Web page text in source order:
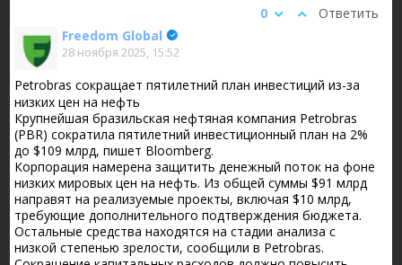
Ответить
0
Freedom Global
28 ноября 2025, 15:52
Petrobras сокращает пятилетний план инвестиций из-за
низких цен на нефть
Крупнейшая бразильская нефтяная компания Petrobras
(PBR) сократила пятилетний инвестиционный план на 2%
до $109 млрд, пишет Bloomberg.
Корпорация намерена защитить денежный поток на фоне
низких мировых цен на нефть. Из общей суммы $91 млрд
направят на реализуемые проекты, включая $10 млрд,
требующие дополнительного подтверждения бюджета.
Остальные средства находятся на стадии анализа с
низкой степенью зрелости, сообщили в Petrobras.